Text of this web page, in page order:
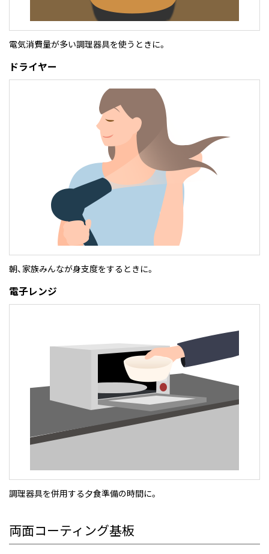
電気消費量が多い調理器具を使うときに。
ドライヤー
朝、家族みんなが身支度をするときに。
電子レンジ
調理器具を併用する夕食準備の時間に。
両面コーティング基板